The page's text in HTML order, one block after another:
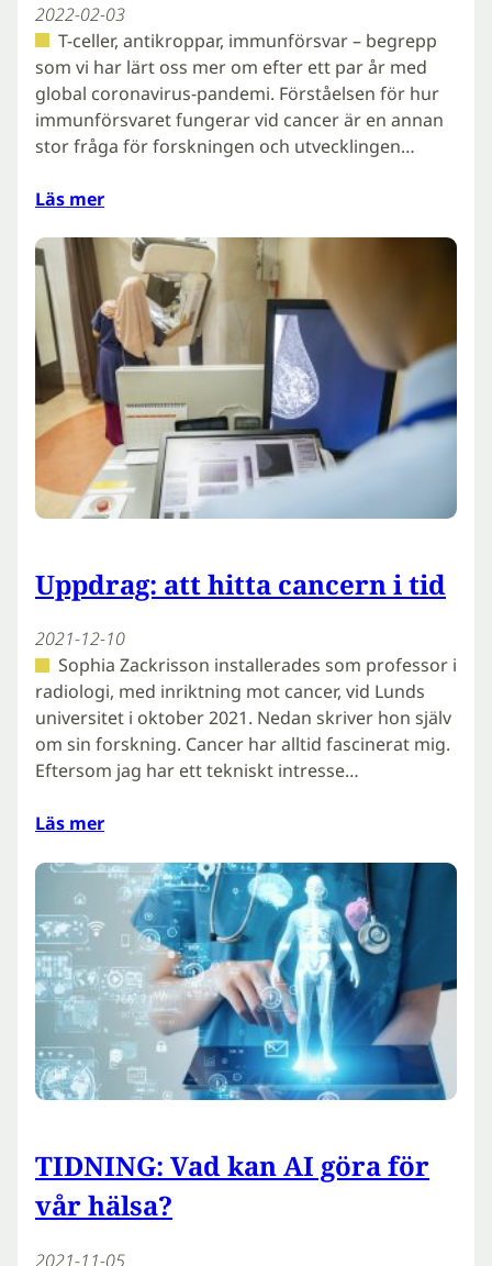
2022-02-03
T-celler, antikroppar, immunförsvar – begrepp
som vi har lärt oss mer om efter ett par år med
global coronavirus-pandemi. Förståelsen för hur
immunförsvaret fungerar vid cancer är en annan
stor fråga för forskningen och utvecklingen…
Läs mer
Uppdrag: att hitta cancern i tid
2021-12-10
Sophia Zackrisson installerades som professor i
radiologi, med inriktning mot cancer, vid Lunds
universitet i oktober 2021. Nedan skriver hon själv
om sin forskning. Cancer har alltid fascinerat mig.
Eftersom jag har ett tekniskt intresse…
Läs mer
TIDNING: Vad kan AI göra för
vår hälsa?
2021-11-05